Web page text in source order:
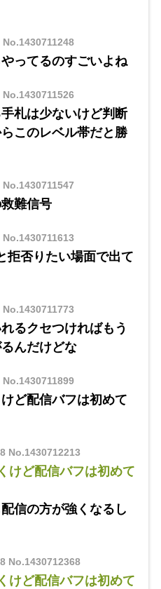
No.1430711248
ってるのすごいよね
No.1430711526
札は少ないけど判断
このレベル帯だと勝
No.1430711547
難信号
No.1430711613
拒否りたい場面で出て
No.1430711773
るクセつければもう
んだけどな
No.1430711899
ど配信バフは初めて
No.1430712213
けど配信バフは初めて
信の方が強くなるし
No.1430712368
けど配信バフは初めて